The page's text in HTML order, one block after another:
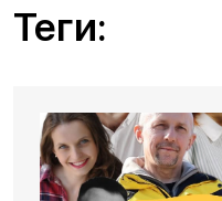
Теги: